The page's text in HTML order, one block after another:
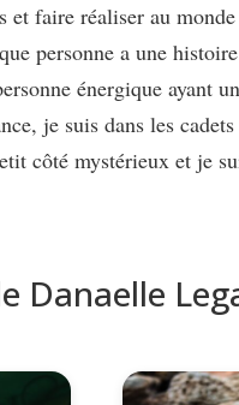
et faire réaliser au
personne a une
énergique ayant
je suis dans les
côté mystérieux et je
Danaelle